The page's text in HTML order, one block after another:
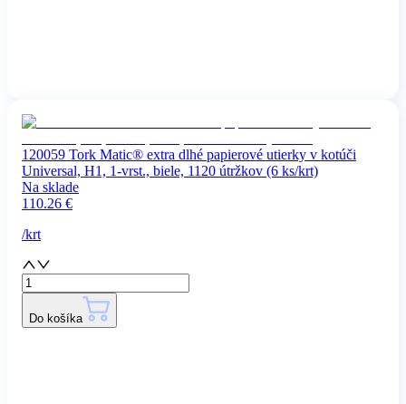
120059 Tork Matic® extra dlhé papierové utierky v kotúči
Universal, H1, 1-vrst., biele, 1120 útržkov (6 ks/krt)
Na sklade
110.26 €
/krt
Do košíka